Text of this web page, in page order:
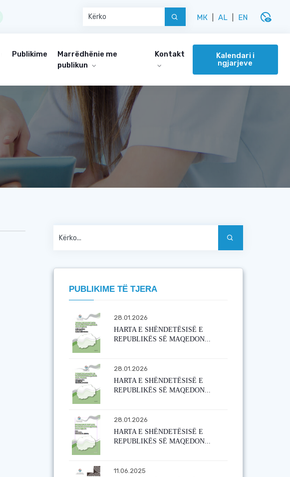
МК AL EN disabled_visible
Publikime
Marrëdhënie me
publikun
Kontakt
Kalendari i
ngjarjeve
PUBLIKIME TË TJERA
28.01.2026
HARTA E SHËNDETËSISË E
REPUBLIKËS SË MAQEDON...
28.01.2026
HARTA E SHËNDETËSISË E
REPUBLIKËS SË MAQEDON...
28.01.2026
HARTA E SHËNDETËSISË E
REPUBLIKËS SË MAQEDON...
11.06.2025